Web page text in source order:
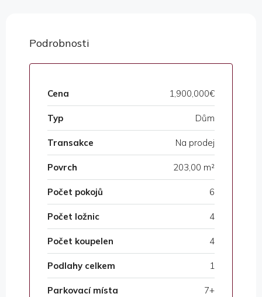
Podrobnosti
Cena 1,900,000€
Typ Dům
Transakce Na prodej
Povrch 203,00 m²
Počet pokojů 6
Počet ložnic 4
Počet koupelen 4
Podlahy celkem 1
Parkovací místa 7+